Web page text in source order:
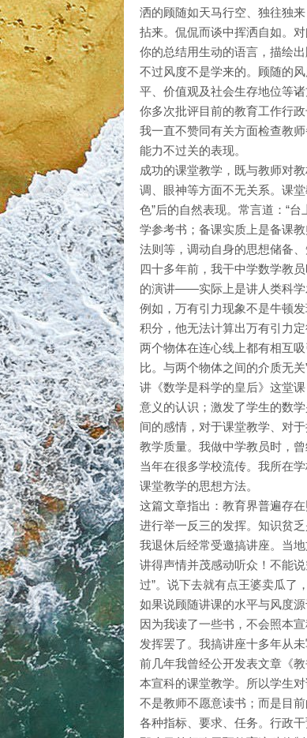
洒的顾随如天马行空、独往独
拈来。侃侃而谈中挥洒自如。
你的总结用生动的语言，描绘
不过风度不是学来的。顾随的
平、价值观及社会生存地位等
你多次批评目前的教育工作行
我一直不赞同有关方面检查教
能力不过关的表现。
成功的课堂教学，既与教师对
调、眼神等方面不无关系。课
色”后的自然表现。常言道：“
学参考书；备课实质上是备课
法则等，调动自身的思想储备
四十多年前，我干中学数学教
的演讲——实际上是讲人类科学
例如，万有引力现象不是牛顿
积分，他无法计算出万有引力
两个物体在连心线上都有相互
比。与两个物体之间的介质无关”
讲《数学是科学的皇后》这堂
意义的认识；激发了学生的数
间的感情，对于课堂教学、对
教学质量。我做中学教员时，
当年在很多学校流传。我所在
课堂教学的思想方法。
这篇文章指出：教育界普遍存
进行举一反三的发挥。知识贫
我退休后经常受邀搞讲座。当
讲得声情并茂感动听众！不能
过”。说下去就有点王婆卖瓜了，
如果说顾随讲课的水平与风度
因为我读了一些书，不会照本
发挥罢了。我搞讲座十多年从未
前几年我曾经公开发表文章《
本宣科的课堂教学。所以学生
不是教师不愿意读书；而是目
各种指标、要求、任务。行政